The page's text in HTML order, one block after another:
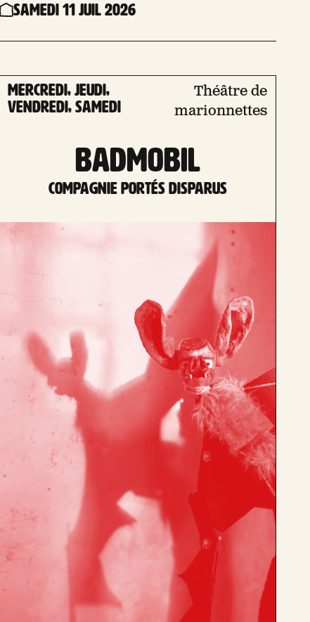
Samedi 11 Juil 2026
mercredi, jeudi,
vendredi, samedi
Théâtre de
marionnettes
BADMOBIL
Compagnie Portés Disparus